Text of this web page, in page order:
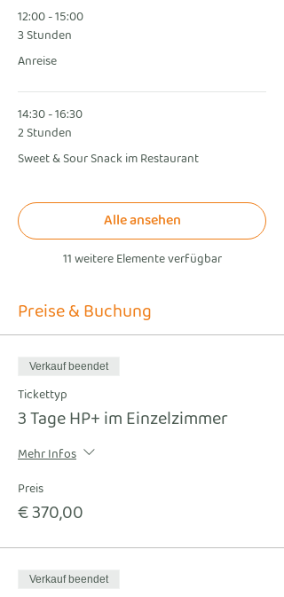
12:00 - 15:00
3 Stunden
Anreise
14:30 - 16:30
2 Stunden
Sweet & Sour Snack im Restaurant
11 weitere Elemente verfügbar
Alle ansehen
Preise & Buchung
Verkauf beendet
Tickettyp
3 Tage HP+ im Einzelzimmer
Mehr Infos
Preis
€ 370,00
Verkauf beendet